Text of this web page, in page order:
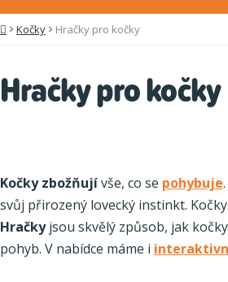
DomůKočky Hračky pro kočky
Hračky pro kočky
Kočky zbožňujívše, co se pohybuje
svůj přirozený lovecký instinkt.
Hračkyjsou skvělý způsob, jak
pohyb. V nabídce máme i